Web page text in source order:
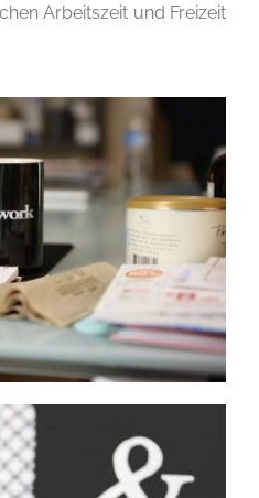
Arbeitszeit und Freizeit